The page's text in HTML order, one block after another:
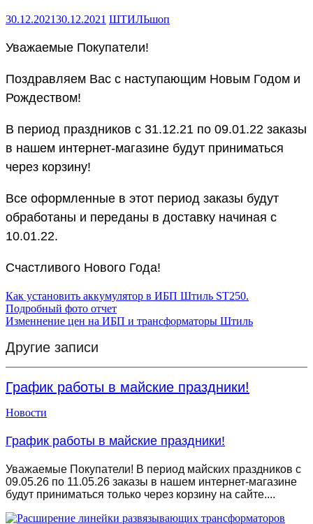
30.12.202130.12.2021 ШТИЛЬшоп
Уважаемые Покупатели!
Поздравляем Вас с наступающим Новым Годом и
Рождеством!
В период праздников с 31.12.21 по 09.01.22 заказы
в нашем интернет-магазине будут приниматься
через корзину!
Все оформленные в этот период заказы будут
обработаны и переданы в доставку начиная с
10.01.22.
Счастливого Нового Года!
Навигация
по
записям
Как установить аккумулятор в ИБП Штиль ST250.
Подробный фото отчет
Изменнение цен на ИБП и трансформаторы Штиль
Другие записи
График работы в майские праздники!
Новости
График работы в майские праздники!
Уважаемые Покупатели! В период майских праздников с
09.05.26 по 11.05.26 заказы в нашем интернет-магазине
будут приниматься только через корзину на сайте....